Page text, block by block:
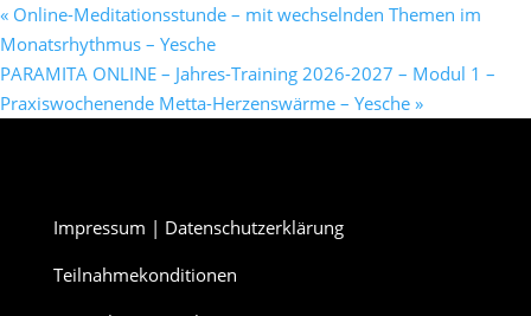
« Online-Meditationsstunde – mit wechselnden Themen im
Monatsrhythmus – Yesche
PARAMITA ONLINE – Jahres-Training 2026-2027 – Modul 1 –
Praxiswochenende Metta-Herzenswärme – Yesche »
Impressum | Datenschutzerklärung
Teilnahmekonditionen